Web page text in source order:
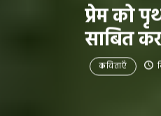
प्रेम को
साबित
कविताएँ